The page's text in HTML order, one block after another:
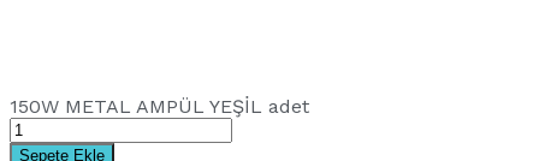
150W METAL AMPÜL YEŞİL adet
Sepete Ekle